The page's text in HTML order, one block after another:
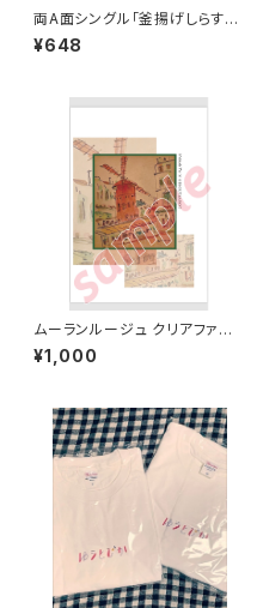
両A面シングル「釜揚げしらす／
窓辺のパフィオ」mp3ダウンロ
ード版
¥648
ムーランルージュ クリアファイ
ル
¥1,000